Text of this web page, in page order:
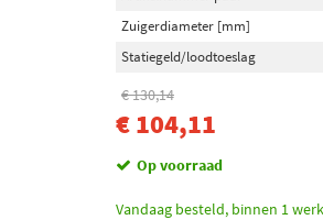
Zuigerdiameter [mm]
Statiegeld/loodtoeslag
€ 130,14
€ 104,11
Op voorraad
Vandaag besteld, binnen 1